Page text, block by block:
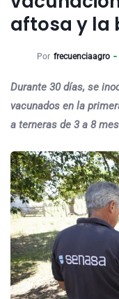
aftosa y la
Por frecuenciaagro
Durante 30 días, se
vacunados en la
a terneras de 3 a 8